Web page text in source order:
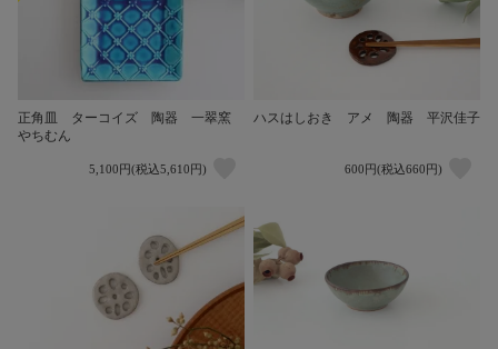
正角皿 ターコイズ 陶器 一翠窯
やちむん
5,100円(税込5,610円)
ハスはしおき アメ 陶器 平沢佳子
600円(税込660円)